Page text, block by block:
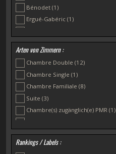
Bénodet(1)
Ergué-Gabéric(1)
Landrévarzec(1)
Loctudy(1)
Plogonnec(1)
Saint-Évarzec(1)
Arten von Zimmern :
Chambre Double(12)
Chambre Single(1)
Chambre Familiale(8)
Suite(3)
Chambre(s) zugänglich(e) PMR(1)
A l'Etage(5)
Rankings / Labels :